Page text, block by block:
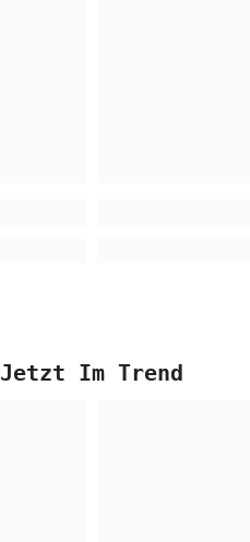
Jetzt Im Trend